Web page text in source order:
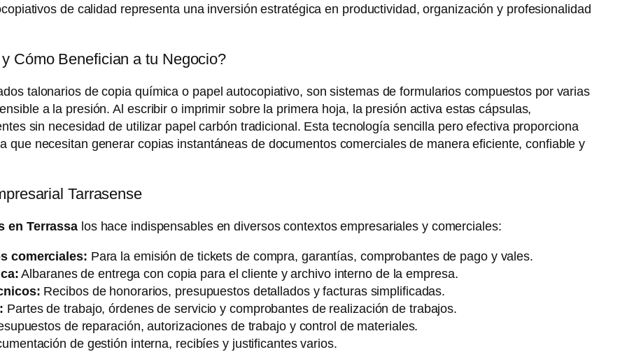
de calidad representa una inversión estratégica en productividad, organización y profesionalidad
Cómo Benefician a tu Negocio?
talonarios de copia química o papel autocopiativo, son sistemas de formularios compuestos por varias
a la presión. Al escribir o imprimir sobre la primera hoja, la presión activa estas cápsulas,
sin necesidad de utilizar papel carbón tradicional. Esta tecnología sencilla pero efectiva proporciona
que necesitan generar copias instantáneas de documentos comerciales de manera eficiente, confiable y
Tarrasense
en Terrassa los hace indispensables en diversos contextos empresariales y comerciales:
comerciales: Para la emisión de tickets de compra, garantías, comprobantes de pago y vales.
Albaranes de entrega con copia para el cliente y archivo interno de la empresa.
Recibos de honorarios, presupuestos detallados y facturas simplificadas.
Partes de trabajo, órdenes de servicio y comprobantes de realización de trabajos.
de reparación, autorizaciones de trabajo y control de materiales.
de gestión interna, recibíes y justificantes varios.